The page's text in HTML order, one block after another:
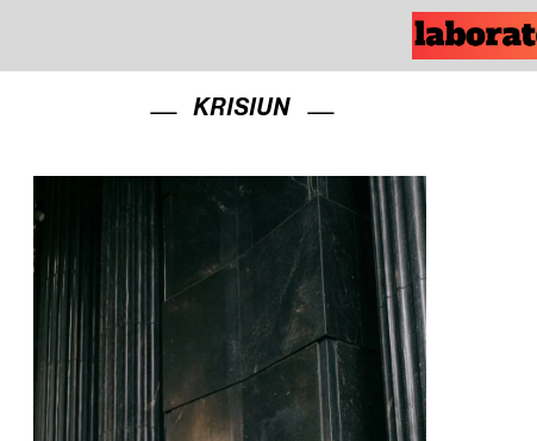
KRISIUN